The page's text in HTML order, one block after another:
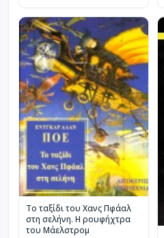
Το ταξίδι του Χανς Πφάαλ
στη σελήνη. Η ρουφήχτρα
του Μάελστρομ